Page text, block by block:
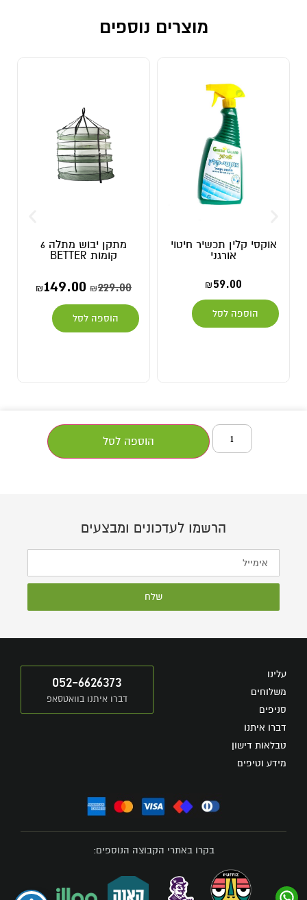
מוצרים נוספים
אוקסי קלין תכשיר חיטוי
אורגני
₪59.00
הוספה לסל
מתקן יבוש מתלה 6
קומות BETTER
₪229.00
₪149.00
הוספה לסל
הוספה לסל
הרשמו לעדכונים ומבצעים
שלח
עלינו
משלוחים
סניפים
דברו איתנו
טבלאות דישון
מידע וטיפים
052-6626373
דברו איתנו בוואטסאפ
בקרו באתרי הקבוצה הנוספים: